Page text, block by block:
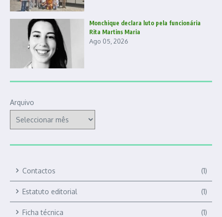
Monchique declara luto pela funcionária
Rita Martins Maria
Ago 05, 2026
Arquivo
Contactos (1)
Estatuto editorial (1)
Ficha técnica (1)